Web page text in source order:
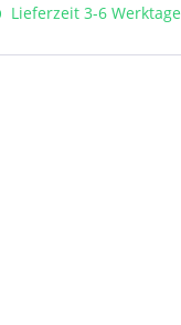
Lieferzeit 3-6 Werktage